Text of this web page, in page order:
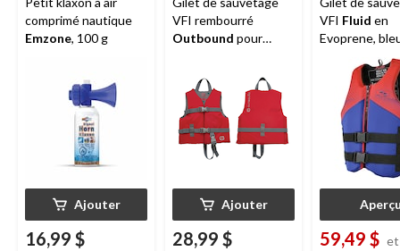
comprimé nautique
Emzone, 100 g
Ajouter
16,99 $
VFI rembourré
Outbound pour
Ajouter
28,99 $
VFI Fluid en
Evoprene,
marine/
variées
59,49 $